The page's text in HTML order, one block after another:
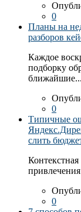
0
Планы на
разборов
Каждое
подборку
ближайшие...
0
Типичные
слить
0